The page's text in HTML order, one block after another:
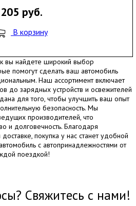
205 руб.
В корзину
вы найдете широкий выбор
помогут сделать ваш автомобиль
Наш ассортимент включает
до зарядных устройств и освежителей
для того, чтобы улучшить ваш опыт
безопасность. Мы
производителей, что
и долговечность. Благодаря
покупка у нас станет удобной
с автопринадлежностями от
поездкой!
Свяжитесь с нами!